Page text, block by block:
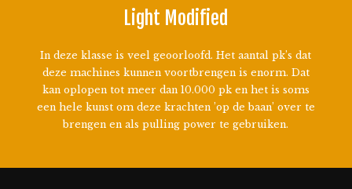
Light Modified
In deze klasse is veel geoorloofd. Het aantal pk’s dat
deze machines kunnen voortbrengen is enorm. Dat
kan oplopen tot meer dan 10.000 pk en het is soms
een hele kunst om deze krachten ’op de baan’ over te
brengen en als pulling power te gebruiken.